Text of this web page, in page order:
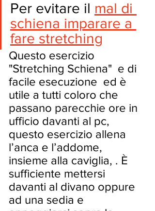
Per evitare il mal di
schiena imparare a
fare stretching
Questo esercizio
"Stretching Schiena"  e di
facile esecuzione  ed è
utile a tutti coloro che
passano parecchie ore in
ufficio davanti al pc,
questo esercizio allena
l’anca e l’addome,
insieme alla caviglia, . È
sufficiente mettersi
davanti al divano oppure
ad una sedia e